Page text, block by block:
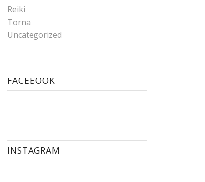
Reiki
Torna
Uncategorized
FACEBOOK
INSTAGRAM